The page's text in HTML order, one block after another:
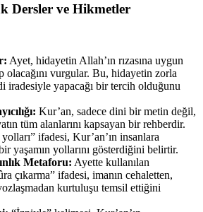
Dersler ve Hikmetler
Ayet, hidayetin Allah’ın rızasına uygun
olacağını vurgular. Bu, hidayetin zorla
iradesiyle yapacağı bir tercih olduğunu
Kur’an, sadece dini bir metin değil,
tüm alanlarını kapsayan bir rehberdir.
ifadesi, Kur’an’ın insanlara
yaşamın yollarını gösterdiğini belirtir.
Metaforu: Ayette kullanılan
çıkarma” ifadesi, imanın cehaletten,
kurtuluşu temsil ettiğini